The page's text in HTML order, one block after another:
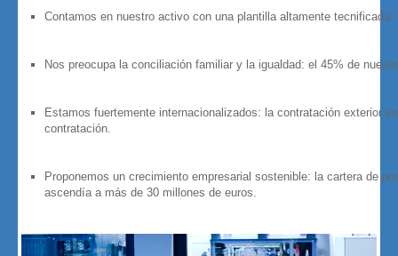
Contamos en nuestro activo con una plantilla altamente
Nos preocupa la conciliación familiar y la igualdad: el 45% de
Estamos fuertemente internacionalizados: la contratación exterior
contratación.
Proponemos un crecimiento empresarial sostenible: la cartera de
ascendía a más de 30 millones de euros.